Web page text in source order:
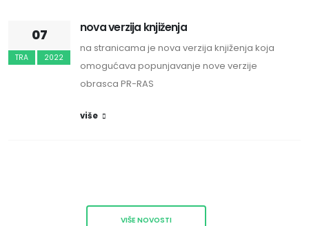
07
TRA 2022
nova verzija knjiženja
na stranicama je nova verzija knjiženja koja
omogućava popunjavanje nove verzije
obrasca PR-RAS
više
VIŠE NOVOSTI